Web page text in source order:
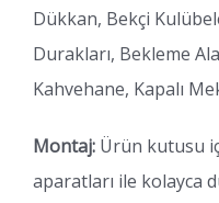
Dükkan, Bekçi
Durakları, Bekleme
Kahvehane, Kapalı
Montaj: Ürün kutusu
aparatları ile kolayca